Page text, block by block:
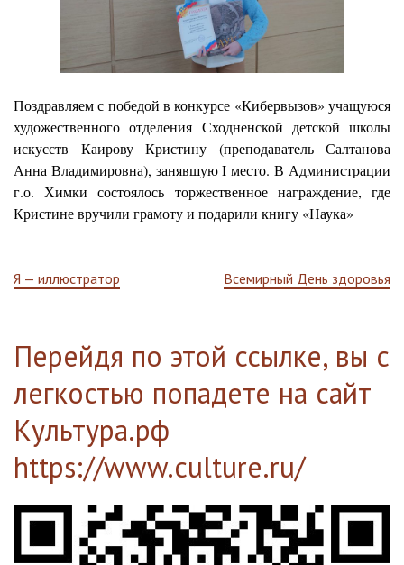
Поздравляем с победой в конкурсе «Кибервызов» учащуюся
художественного отделения Сходненской детской школы
искусств Каирову Кристину (преподаватель Салтанова
Анна Владимировна), занявшую I место. В Администрации
г.о. Химки состоялось торжественное награждение, где
Кристине вручили грамоту и подарили книгу «Наука»
Навигация
записям
Я — иллюстратор Всемирный День здоровья
Перейдя по этой ссылке, вы с
легкостью попадете на сайт
Культура.рф
https://www.culture.ru/